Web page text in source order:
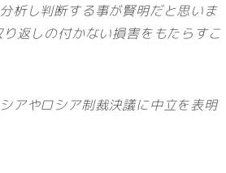
析し判断する事が賢明だと思いま
返しの付かない損害をもたらすこ
アやロシア制裁決議に中立を表明